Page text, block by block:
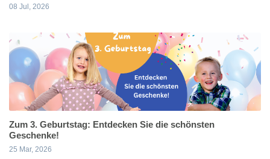
08 Jul, 2026
Zum 3. Geburtstag: Entdecken Sie die schönsten
Geschenke!
25 Mar, 2026